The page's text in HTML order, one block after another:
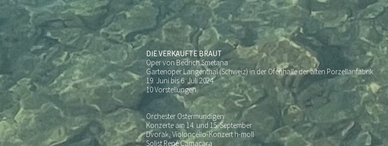
DIE VERKAUFTE BRAUT
Oper von Bedrich Smetana
Gartenoper Langenthal (Schweiz) in der Ofenhalle der alten Porzellanfabrik
19. Juni bis 6. Juli 2024
10 Vorstellungen
Orchester Ostermundigen
Konzerte am 14. und 15. September
Dvorak, Violoncello-Konzert h-moll
Solist René Camacara